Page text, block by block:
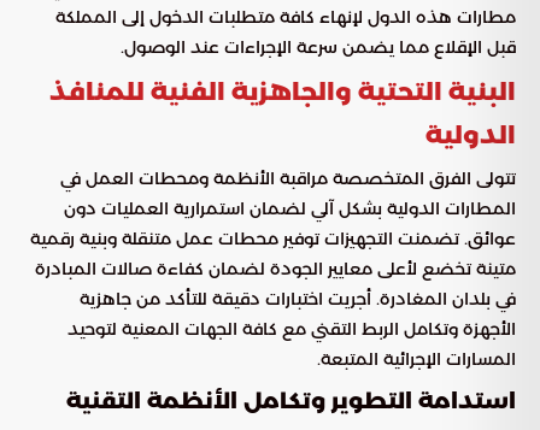
مطارات هذه الدول لإنهاء كافة متطلبات الدخول إلى المملكة
قبل الإقلاع مما يضمن سرعة الإجراءات عند الوصول.
البنية التحتية والجاهزية الفنية للمنافذ
الدولية
تتولى الفرق المتخصصة مراقبة الأنظمة ومحطات العمل في
المطارات الدولية بشكل آلي لضمان استمرارية العمليات دون
عوائق. تضمنت التجهيزات توفير محطات عمل متنقلة وبنية رقمية
متينة تخضع لأعلى معايير الجودة لضمان كفاءة صالات المبادرة
في بلدان المغادرة. أجريت اختبارات دقيقة للتأكد من جاهزية
الأجهزة وتكامل الربط التقني مع كافة الجهات المعنية لتوحيد
المسارات الإجرائية المتبعة.
استدامة التطوير وتكامل الأنظمة التقنية